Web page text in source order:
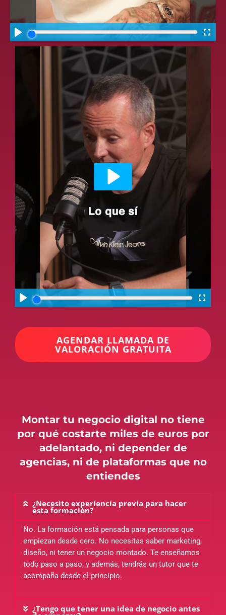
AGENDAR LLAMADA DE
VALORACIÓN GRATUITA
Montar tu negocio digital no tiene
por qué costarte miles de euros por
adelantado, ni depender de
agencias, ni de plataformas que no
entiendes
¿Necesito experiencia previa para hacer
esta formación?
No. La formación está pensada para personas que
empiezan desde cero. No necesitas saber marketing,
diseño, ni tener un negocio montado. Te enseñamos
todo paso a paso, y además, tendrás un tutor que te
acompaña desde el principio.
¿Tengo que tener una idea de negocio antes